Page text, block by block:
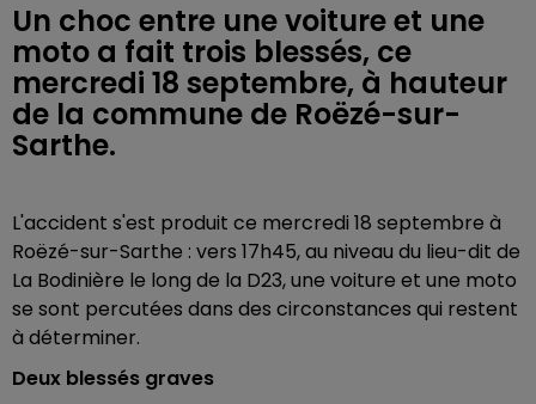
Un choc entre une voiture et une
moto a fait trois blessés, ce
mercredi 18 septembre, à hauteur
de la commune de Roëzé-sur-
Sarthe.
L'accident s'est produit ce mercredi 18 septembre à
Roëzé-sur-Sarthe : vers 17h45, au niveau du lieu-dit de
La Bodinière le long de la D23, une voiture et une moto
se sont percutées dans des circonstances qui restent
à déterminer.
Deux blessés graves